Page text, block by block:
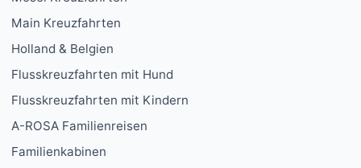
Main Kreuzfahrten
Holland & Belgien
Flusskreuzfahrten mit Hund
Flusskreuzfahrten mit Kindern
A-ROSA Familienreisen
Familienkabinen